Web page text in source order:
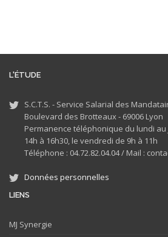
L'ÉTUDE
S.C.T.S. - Service Salarial des
Boulevard des Brotteaux - 69006 Lyon
Permanence téléphonique du lundi au
14h à 16h30, le vendredi de 9h à 11h
Téléphone : 04.72.82.04.04 / Mail :
Données personnelles
LIENS
MJ Synergie